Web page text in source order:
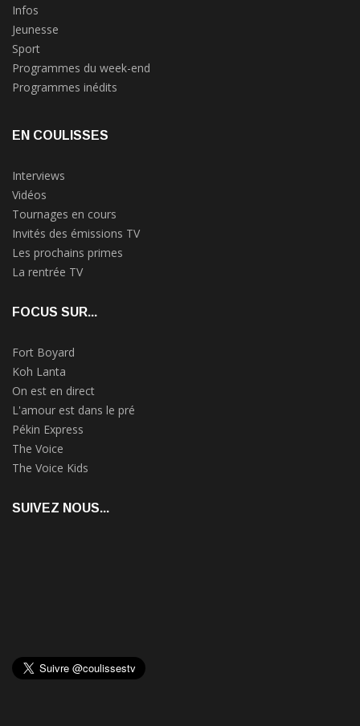
Infos
Jeunesse
Sport
Programmes du week-end
Programmes inédits
EN COULISSES
Interviews
Vidéos
Tournages en cours
Invités des émissions TV
Les prochains primes
La rentrée TV
FOCUS SUR...
Fort Boyard
Koh Lanta
On est en direct
L'amour est dans le pré
Pékin Express
The Voice
The Voice Kids
SUIVEZ NOUS...